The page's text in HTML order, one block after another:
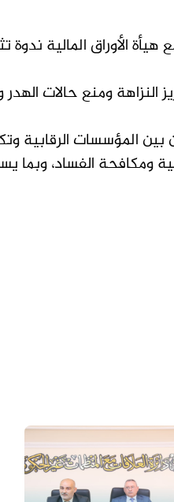
الأوراق المالية
النزاهة ومنع حالات
المؤسسات الرقابية
ومكافحة الفساد،